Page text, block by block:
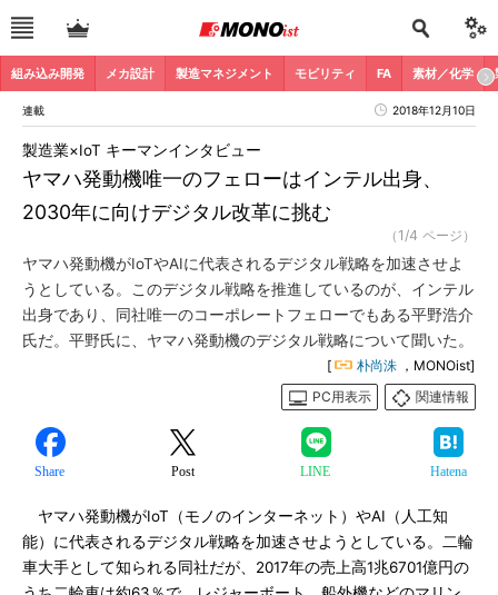
組み込み開発 メカ設計 製造マネジメント モビリティ FA 素材／化学
連載 2018年12月10日
ヤマハ発動機唯一のフェローはインテル出身、
2030年に向けデジタル改革に挑む
製造業×IoT キーマンインタビュー
（1/4 ページ）
ヤマハ発動機がIoTやAIに代表されるデジタル戦略を加速させよ
うとしている。このデジタル戦略を推進しているのが、インテル
出身であり、同社唯一のコーポレートフェローでもある平野浩介
氏だ。平野氏に、ヤマハ発動機のデジタル戦略について聞いた。
[ 朴尚洙 ，MONOist]
PC用表示
関連情報
Share Post LINE Hatena
ヤマハ発動機がIoT（モノのインターネット）やAI（人工知
能）に代表されるデジタル戦略を加速させようとしている。二輪
車大手として知られる同社だが、2017年の売上高1兆6701億円の